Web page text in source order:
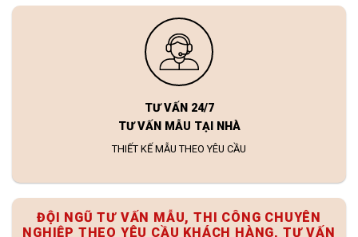
TƯ VẤN 24/7
TƯ VẤN MẪU TẠI NHÀ
THIẾT KẾ MẪU THEO YÊU CẦU
ĐỘI NGŨ TƯ VẤN MẪU, THI CÔNG CHUYÊN
NGHIỆP THEO YÊU CẦU KHÁCH HÀNG, TƯ VẤN